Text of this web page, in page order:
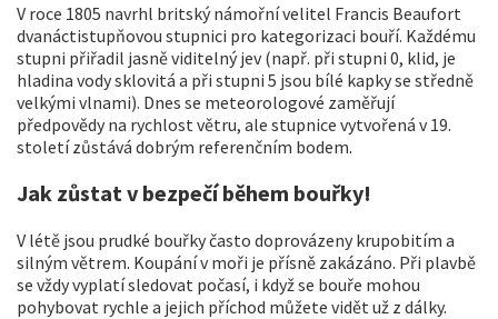
V roce 1805 navrhl britský námořní velitel Francis Beaufort
dvanáctistupňovou stupnici pro kategorizaci bouří. Každému
stupni přiřadil jasně viditelný jev (např. při stupni 0, klid, je
hladina vody sklovitá a při stupni 5 jsou bílé kapky se středně
velkými vlnami). Dnes se meteorologové zaměřují
předpovědy na rychlost větru, ale stupnice vytvořená v 19.
století zůstává dobrým referenčním bodem.
Jak zůstat v bezpečí během bouřky!
V létě jsou prudké bouřky často doprovázeny krupobitím a
silným větrem. Koupání v moři je přísně zakázáno. Při plavbě
se vždy vyplatí sledovat počasí, i když se bouře mohou
pohybovat rychle a jejich příchod můžete vidět už z dálky.